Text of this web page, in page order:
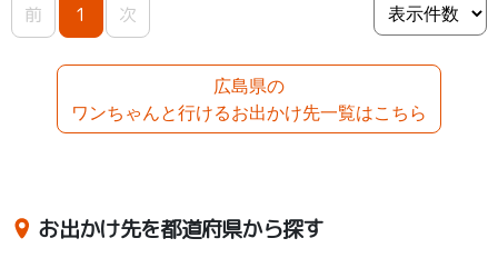
前 1 次
広島県の
ワンちゃんと行けるお出かけ先一覧はこちら
お出かけ先を都道府県から探す